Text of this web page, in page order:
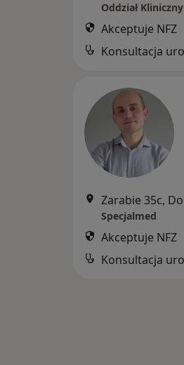
Oddział
Akceptuje NFZ
Konsultacja
Zarabie 35c,
Specjalmed
Akceptuje NFZ
Konsultacja